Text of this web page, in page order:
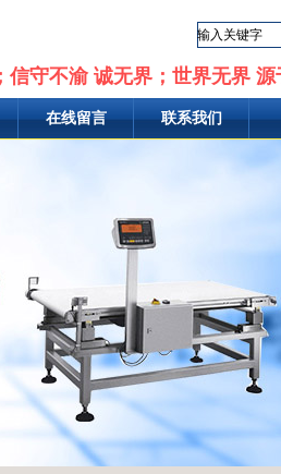
信守不渝 诚无界；世界无界 源
在线留言 联系我们